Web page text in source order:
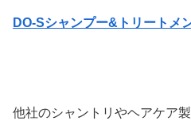
DO-Sシャンプー&トリートメ
他社のシャントリやヘアケア